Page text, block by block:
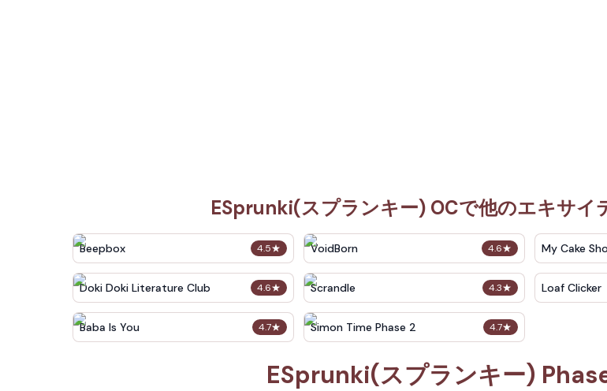
ESprunki(スプランキー) OCで他のエキサイ
4.5★
Beepbox 4.6★
VoidBorn My Cake
4.6★
Doki Doki Literature Club 4.3★
Scrandle Loaf Clicker
4.7★
Baba Is You 4.7★
Simon Time Phase 2
ESprunki(スプランキー)